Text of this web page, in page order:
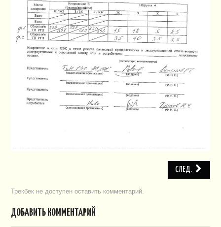
НАПИСАТЬ!
СЛЕД.
Трекбек не доступеноставить комментарий
ДОБАВИТЬ КОММЕНТАРИЙ